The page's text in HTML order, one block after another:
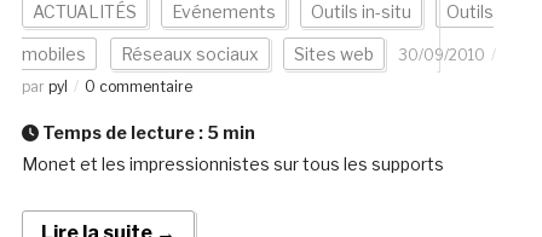
ACTUALITÉS Evénements Outils in-situ Outils
mobiles Réseaux sociaux Sites web
30/09/2010
par pyl 0 commentaire
Temps de lecture : 5 min
Monet et les impressionnistes sur tous les supports